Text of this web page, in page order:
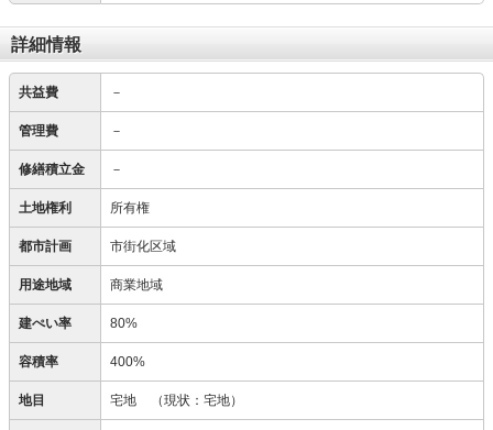
詳細情報
共益費 －
管理費 －
修繕積立金 －
土地権利 所有権
都市計画 市街化区域
用途地域 商業地域
建ぺい率 80%
容積率 400%
地目 宅地 （現状：宅地）